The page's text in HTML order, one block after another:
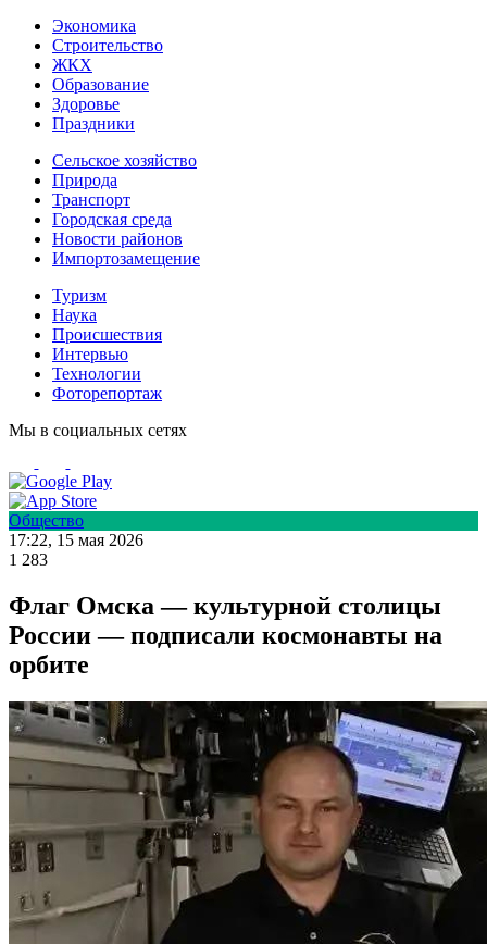
Экономика
Строительство
ЖКХ
Образование
Здоровье
Праздники
Сельское хозяйство
Природа
Транспорт
Городская среда
Новости районов
Импортозамещение
Туризм
Наука
Происшествия
Интервью
Технологии
Фоторепортаж
Мы в социальных сетях
Общество
17:22, 15 мая 2026
1 283
Флаг Омска — культурной столицы
России — подписали космонавты на
орбите